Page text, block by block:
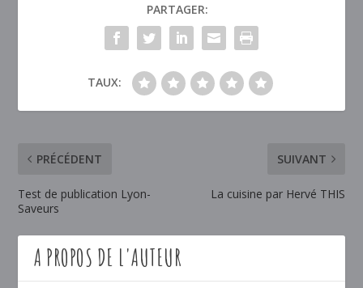
PARTAGER:
TAUX:
PRÉCÉDENT
Test de publication Lyon-
Saveurs
SUIVANT
La cuisine par Hervé THIS
A PROPOS DE L'AUTEUR